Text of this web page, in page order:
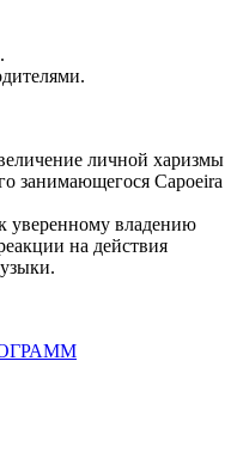
личной харизмы
занимающегося Capoeira
уверенному владению
на действия